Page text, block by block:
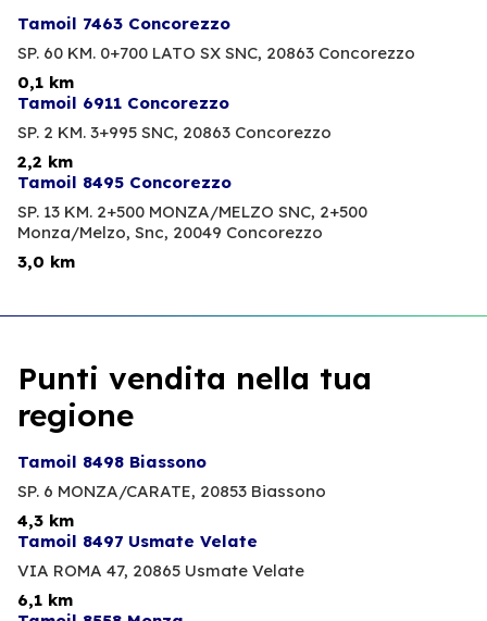
Tamoil 7463 Concorezzo
SP. 60 KM. 0+700 LATO SX SNC, 20863 Concorezzo
0,1 km
Tamoil 6911 Concorezzo
SP. 2 KM. 3+995 SNC, 20863 Concorezzo
2,2 km
Tamoil 8495 Concorezzo
SP. 13 KM. 2+500 MONZA/MELZO SNC, 2+500
Monza/Melzo, Snc, 20049 Concorezzo
3,0 km
Punti vendita nella tua
regione
Tamoil 8498 Biassono
SP. 6 MONZA/CARATE, 20853 Biassono
4,3 km
Tamoil 8497 Usmate Velate
VIA ROMA 47, 20865 Usmate Velate
6,1 km